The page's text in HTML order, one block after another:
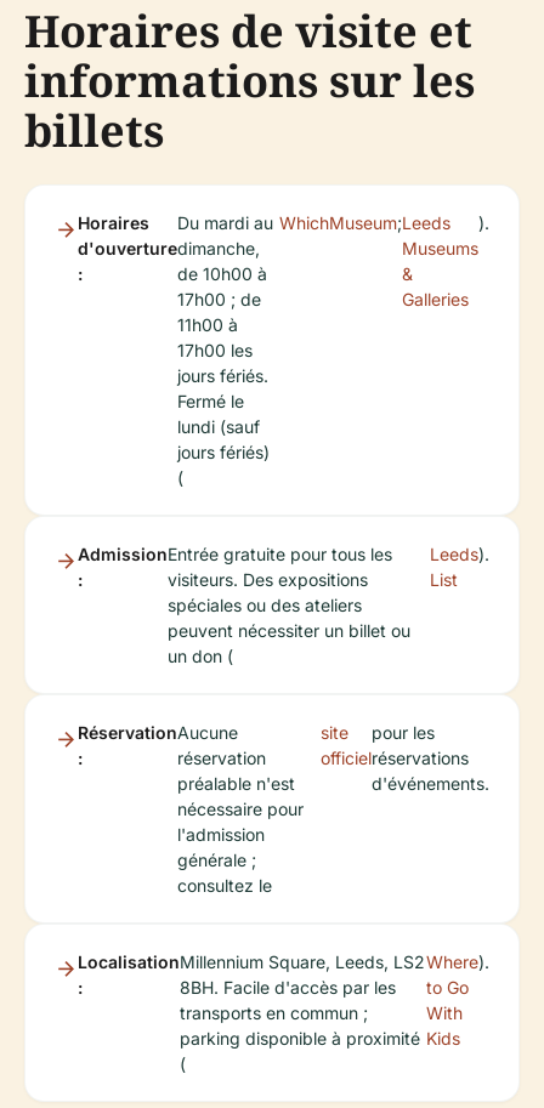
Horaires de visite et
informations sur les
billets
Horaires
d'ouverture
:
Du mardi au
dimanche,
de 10h00 à
17h00 ; de
11h00 à
17h00 les
jours fériés.
Fermé le
lundi (sauf
jours fériés)
(
WhichMuseum;Leeds
Museums
&
Galleries
).
Admission
:
Entrée gratuite pour tous les
visiteurs. Des expositions
spéciales ou des ateliers
peuvent nécessiter un billet ou
un don (
Leeds
List
).
Réservation
:
Aucune
réservation
préalable n'est
nécessaire pour
l'admission
générale ;
consultez le
site
officiel
pour les
réservations
d'événements.
Localisation
:
Millennium Square, Leeds, LS2
8BH. Facile d'accès par les
transports en commun ;
parking disponible à proximité
(
Where
to Go
With
Kids
).